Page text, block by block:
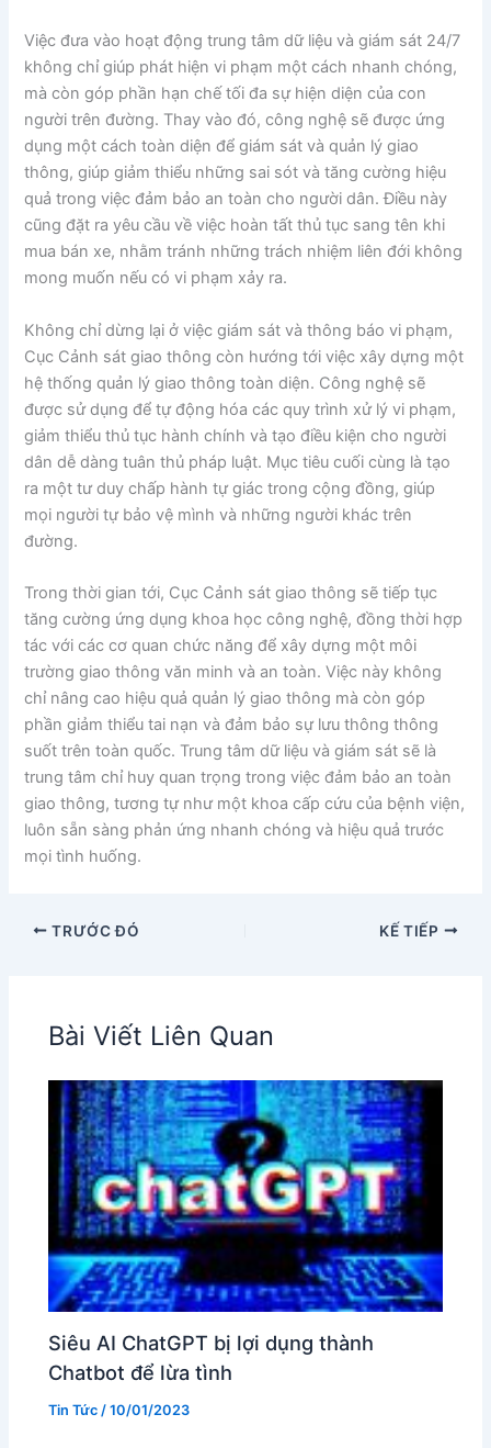
Việc đưa vào hoạt động trung tâm dữ liệu và giám sát 24/7
không chỉ giúp phát hiện vi phạm một cách nhanh chóng,
mà còn góp phần hạn chế tối đa sự hiện diện của con
người trên đường. Thay vào đó, công nghệ sẽ được ứng
dụng một cách toàn diện để giám sát và quản lý giao
thông, giúp giảm thiểu những sai sót và tăng cường hiệu
quả trong việc đảm bảo an toàn cho người dân. Điều này
cũng đặt ra yêu cầu về việc hoàn tất thủ tục sang tên khi
mua bán xe, nhằm tránh những trách nhiệm liên đới không
mong muốn nếu có vi phạm xảy ra.
Không chỉ dừng lại ở việc giám sát và thông báo vi phạm,
Cục Cảnh sát giao thông còn hướng tới việc xây dựng một
hệ thống quản lý giao thông toàn diện. Công nghệ sẽ
được sử dụng để tự động hóa các quy trình xử lý vi phạm,
giảm thiểu thủ tục hành chính và tạo điều kiện cho người
dân dễ dàng tuân thủ pháp luật. Mục tiêu cuối cùng là tạo
ra một tư duy chấp hành tự giác trong cộng đồng, giúp
mọi người tự bảo vệ mình và những người khác trên
đường.
Trong thời gian tới, Cục Cảnh sát giao thông sẽ tiếp tục
tăng cường ứng dụng khoa học công nghệ, đồng thời hợp
tác với các cơ quan chức năng để xây dựng một môi
trường giao thông văn minh và an toàn. Việc này không
chỉ nâng cao hiệu quả quản lý giao thông mà còn góp
phần giảm thiểu tai nạn và đảm bảo sự lưu thông thông
suốt trên toàn quốc. Trung tâm dữ liệu và giám sát sẽ là
trung tâm chỉ huy quan trọng trong việc đảm bảo an toàn
giao thông, tương tự như một khoa cấp cứu của bệnh viện,
luôn sẵn sàng phản ứng nhanh chóng và hiệu quả trước
mọi tình huống.
TRƯỚC ĐÓ KẾ TIẾP
Bài Viết Liên Quan
Siêu AI ChatGPT bị lợi dụng thành
Chatbot để lừa tình
Tin Tức /10/01/2023